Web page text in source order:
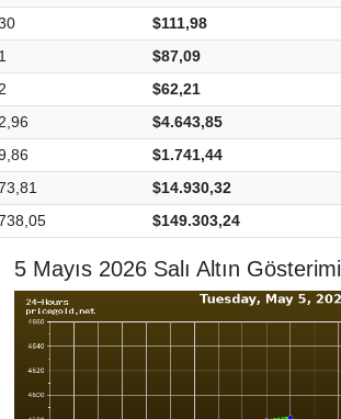
$111,98
$87,09
$62,21
$4.643,85
$1.741,44
$14.930,32
$149.303,24
5 Mayıs 2026 Salı Altın Gösterimi